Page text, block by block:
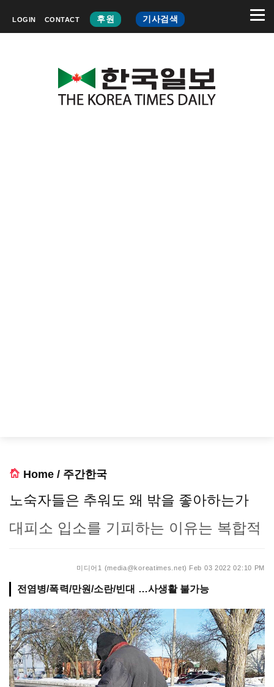
LOGIN CONTACT 후원 기사검색
Home / 주간한국
노숙자들은 추워도 왜 밖을 좋아하는가
대피소 입소를 기피하는 이유는 복합적
미디어1 (media@koreatimes.net) Feb 03 2022 02:10 PM